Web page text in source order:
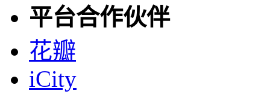
平台合作伙伴
花瓣
iCity